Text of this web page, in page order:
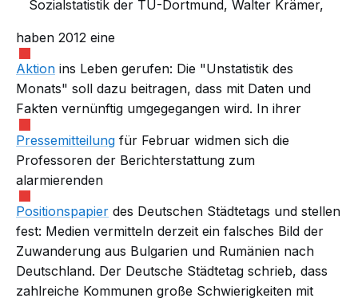
Sozialstatistik der TU-Dortmund, Walter Krämer,
haben 2012 eine
Aktion ins Leben gerufen: Die "Unstatistik des
Monats" soll dazu beitragen, dass mit Daten und
Fakten vernünftig umgegegangen wird. In ihrer
Pressemitteilung für Februar widmen sich die
Professoren der Berichterstattung zum
alarmierenden
Positionspapier des Deutschen Städtetags und stellen
fest: Medien vermitteln derzeit ein falsches Bild der
Zuwanderung aus Bulgarien und Rumänien nach
Deutschland. Der Deutsche Städtetag schrieb, dass
zahlreiche Kommunen große Schwierigkeiten mit